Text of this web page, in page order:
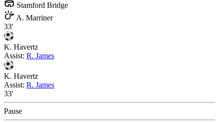
Stamford Bridge
A. Marriner
33'
K. Havertz
Assist: R. James
K. Havertz
Assist: R. James
33'
Pause